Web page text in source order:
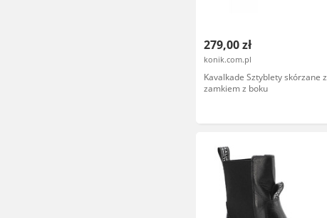
279,00 zł
konik.com.pl
Kavalkade Sztyblety skórzane z
zamkiem z boku